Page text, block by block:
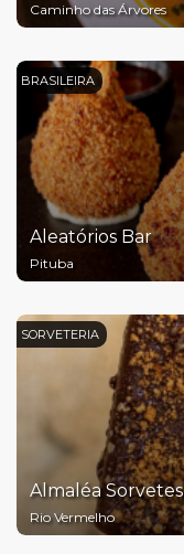
Caminho das Árvores
BRASILEIRA
Aleatórios Bar
Pituba
SORVETERIA
Almaléa Sorvetes
Rio Vermelho